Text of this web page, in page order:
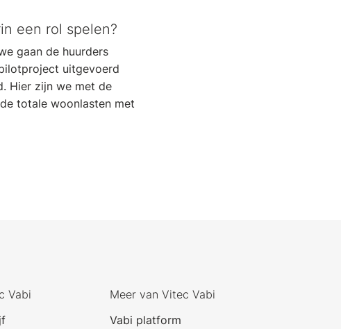
een rol spelen?
gaan de huurders
uitgevoerd
Hier zijn we met de
totale woonlasten met
Vabi
Meer van Vitec Vabi
Vabi platform